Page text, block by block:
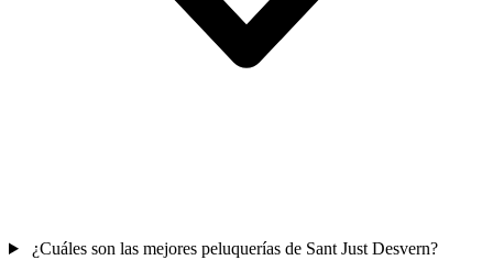
¿Cuáles son las mejores peluquerías de Sant Just Desvern?